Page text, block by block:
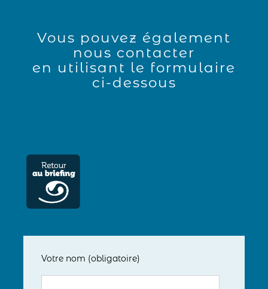
Vous pouvez également
nous contacter
en utilisant le formulaire
ci-dessous
Votre nom (obligatoire)